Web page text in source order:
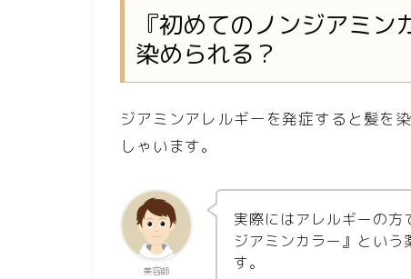
『初めてのノンジアミ
染められる？
ジアミンアレルギーを発症すると髪を
しゃいます。
美容師
実際にはアレルギーの方
ジアミンカラー』という
す。